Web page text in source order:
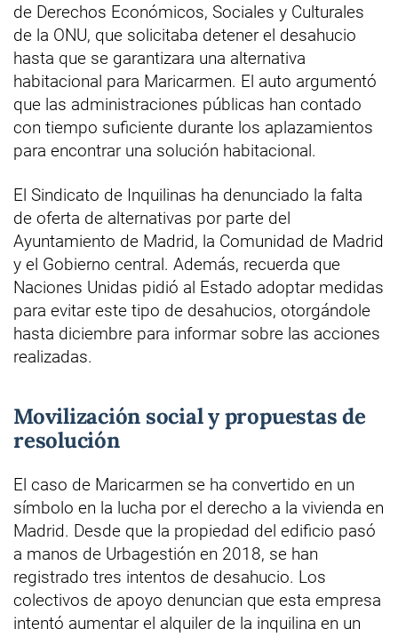
de Derechos Económicos, Sociales y Culturales
de la ONU, que solicitaba detener el desahucio
hasta que se garantizara una alternativa
habitacional para Maricarmen. El auto argumentó
que las administraciones públicas han contado
con tiempo suficiente durante los aplazamientos
para encontrar una solución habitacional.
El Sindicato de Inquilinas ha denunciado la falta
de oferta de alternativas por parte del
Ayuntamiento de Madrid, la Comunidad de Madrid
y el Gobierno central. Además, recuerda que
Naciones Unidas pidió al Estado adoptar medidas
para evitar este tipo de desahucios, otorgándole
hasta diciembre para informar sobre las acciones
realizadas.
Movilización social y propuestas de
resolución
El caso de Maricarmen se ha convertido en un
símbolo en la lucha por el derecho a la vivienda en
Madrid. Desde que la propiedad del edificio pasó
a manos de Urbagestión en 2018, se han
registrado tres intentos de desahucio. Los
colectivos de apoyo denuncian que esta empresa
intentó aumentar el alquiler de la inquilina en un